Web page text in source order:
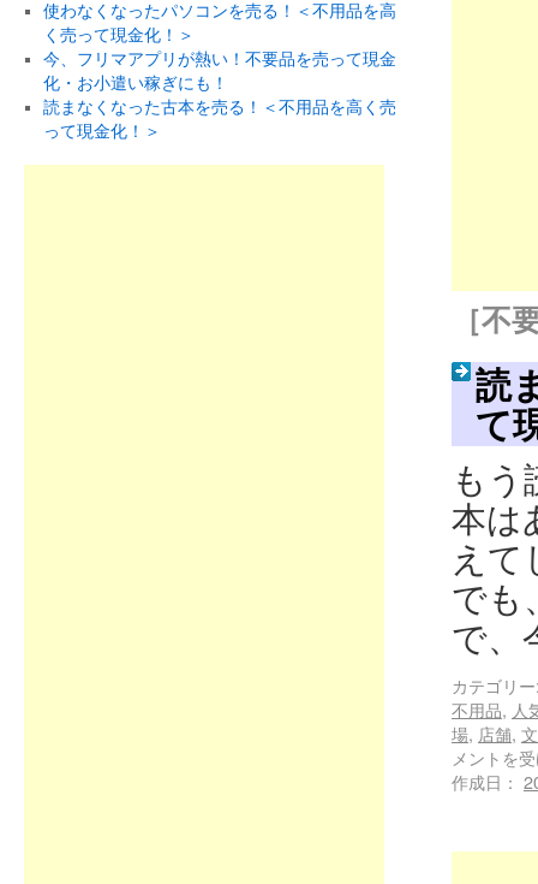
［不
読
て
もう
本は
えて
でも
で、
カテゴリ
不用品, 人
場, 店舗,
メントを
作成日：
使わなくなったパソコンを売る！＜不用品を高
く売って現金化！＞
今、フリマアプリが熱い！不要品を売って現金
化・お小遣い稼ぎにも！
読まなくなった古本を売る！＜不用品を高く売
って現金化！＞